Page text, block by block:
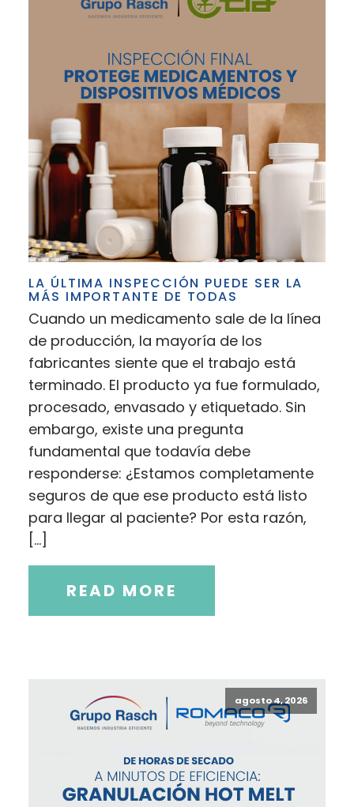
LA ÚLTIMA INSPECCIÓN PUEDE SER LA
MÁS IMPORTANTE DE TODAS
Cuando un medicamento sale de la línea
de producción, la mayoría de los
fabricantes siente que el trabajo está
terminado. El producto ya fue formulado,
procesado, envasado y etiquetado. Sin
embargo, existe una pregunta
fundamental que todavía debe
responderse: ¿Estamos completamente
seguros de que ese producto está listo
para llegar al paciente? Por esta razón,
[…]
READ MORE
agosto 4, 2026